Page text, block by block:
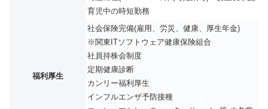
育児中の時短勤務
福利厚生
社会保険完備(雇用、労災、健康、厚生年金)
※関東ITソフトウェア健康保険組合
社員持株会制度
定期健康診断
カンリー福利厚生
インフルエンザ予防接種